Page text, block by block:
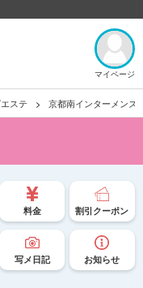
マイページ
ステ 京都南インターメンズ
料金 割引クーポン
写メ日記 お知らせ